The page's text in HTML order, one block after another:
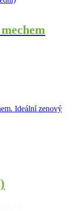
Ideální zenový